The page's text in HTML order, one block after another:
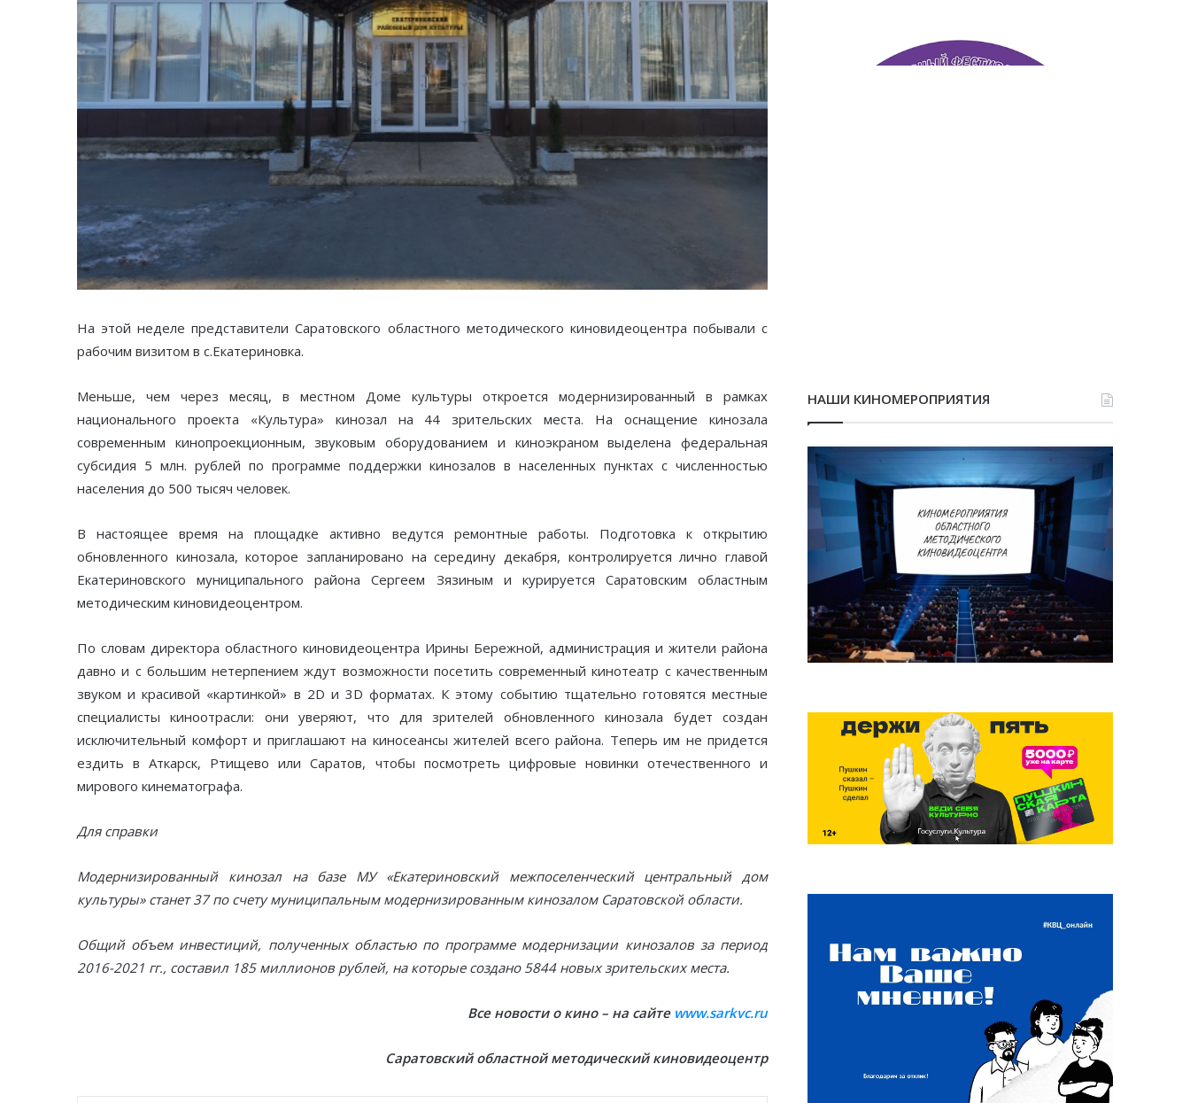
На этой неделе представители Саратовского областного методического киновидеоцентра побывали с
рабочим визитом в с.Екатериновка.
Меньше, чем через месяц, в местном Доме культуры откроется модернизированный в рамках
национального проекта «Культура» кинозал на 44 зрительских места. На оснащение кинозала
современным кинопроекционным, звуковым оборудованием и киноэкраном выделена федеральная
субсидия 5 млн. рублей по программе поддержки кинозалов в населенных пунктах с численностью
населения до 500 тысяч человек.
В настоящее время на площадке активно ведутся ремонтные работы. Подготовка к открытию
обновленного кинозала, которое запланировано на середину декабря, контролируется лично главой
Екатериновского муниципального района Сергеем Зязиным и курируется Саратовским областным
методическим киновидеоцентром.
По словам директора областного киновидеоцентра Ирины Бережной, администрация и жители района
давно и с большим нетерпением ждут возможности посетить современный кинотеатр с качественным
звуком и красивой «картинкой» в 2D и 3D форматах. К этому событию тщательно готовятся местные
специалисты киноотрасли: они уверяют, что для зрителей обновленного кинозала будет создан
исключительный комфорт и приглашают на киносеансы жителей всего района. Теперь им не придется
ездить в Аткарск, Ртищево или Саратов, чтобы посмотреть цифровые новинки отечественного и
мирового кинематографа.
Для справки
Модернизированный кинозал на базе МУ «Екатериновский межпоселенческий центральный дoм
культуры» станет 37 по счету муниципальным модернизированным кинозалом Саратовской области.
Общий объем инвестиций, полученных областью по программе модернизации кинозалов за период
2016-2021 гг., составил 185 миллионов рублей, на которые создано 5844 новых зрительских места.
Все новости о кино – на сайте www.sarkvc.ru
Саратовский областной методический киновидеоцентр
НАШИ КИНОМЕРОПРИЯТИЯ